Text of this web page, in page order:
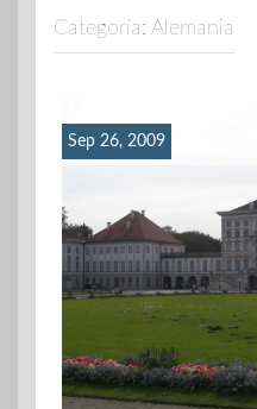
Categoría: Alemania
Sep 26, 2009